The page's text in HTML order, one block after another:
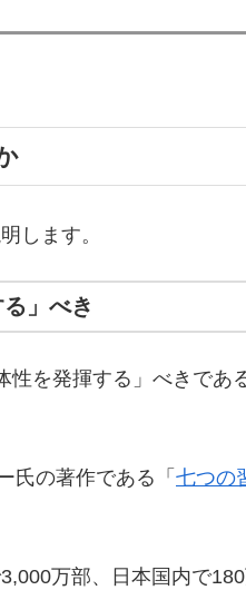
します。
」べき
を発揮する」べきであ
氏の著作である「 七つの
万部、日本国内で